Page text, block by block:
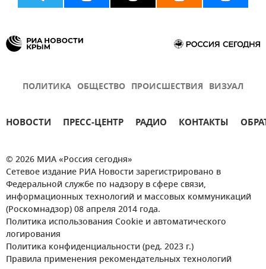
ПОЛИТИКА ОБЩЕСТВО ПРОИСШЕСТВИЯ ВИЗУАЛ
НОВОСТИ ПРЕСС-ЦЕНТР РАДИО КОНТАКТЫ
© 2026 МИА «Россия сегодня»
Сетевое издание РИА Новости зарегистрировано в
Федеральной службе по надзору в сфере связи,
информационных технологий и массовых коммуникаций
(Роскомнадзор) 08 апреля 2014 года.
Политика использования Cookie и автоматического
логирования
Политика конфиденциальности (ред. 2023 г.)
Правила применения рекомендательных технологий